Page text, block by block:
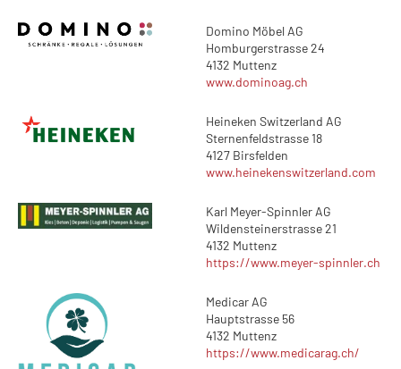
Domino Möbel AG
Homburgerstrasse 24
4132 Muttenz
www.dominoag.ch
Heineken Switzerland AG
Sternenfeldstrasse 18
4127 Birsfelden
www.heinekenswitzerland.com
Karl Meyer-Spinnler AG
Wildensteinerstrasse 21
4132 Muttenz
https://www.meyer-spinnler.ch
Medicar AG
Hauptstrasse 56
4132 Muttenz
https://www.medicarag.ch/